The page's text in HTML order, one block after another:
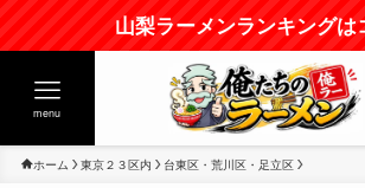
山梨ラーメンランキングは
menu
ホーム 東京２３区内 台東区・荒川区・足立区